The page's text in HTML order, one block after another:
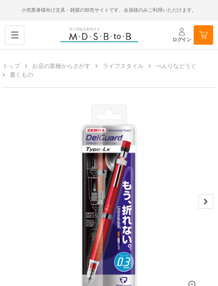
小売業者様向け文具・雑貨の卸売サイトです。会員様のみご利用いただけます。
ログイン
トップ お店の業種からさがす ライフスタイル
べんりなどうぐ
書くもの